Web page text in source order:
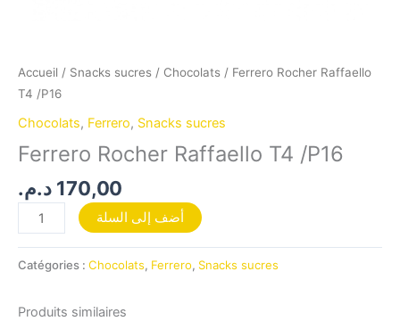
Accueil / Snacks sucres / Chocolats / Ferrero Rocher Raffaello
T4 /P16
Chocolats, Ferrero, Snacks sucres
Ferrero Rocher Raffaello T4 /P16
170,00 د.م.
أضف إلى السلة
Catégories : Chocolats, Ferrero, Snacks sucres
Produits similaires